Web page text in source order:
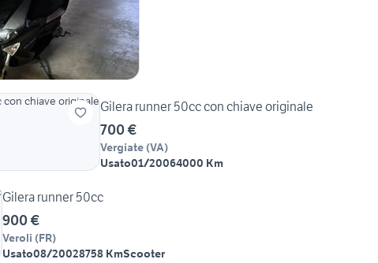
Gilera runner 50cc con chiave originale
700 €
Vergiate (VA)
Usato01/20064000 Km
Gilera runner 50cc
900 €
Veroli (FR)
Usato08/20028758 KmScooter